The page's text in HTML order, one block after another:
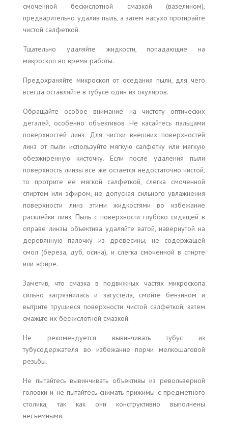
смоченной бескислотной смазкой (вазелином),
предварительно удалив пыль, а затем насухо протирайте
чистой салфеткой.
Тщательно удаляйте жидкости, попадающие на
микроскоп во время работы.
Предохраняйте микроскоп от оседания пыли, для чего
всегда оставляйте в тубусе один из окуляров.
Обращайте особое внимание на чистоту оптических
деталей, особенно объективов Не касайтесь пальцами
поверхностей линз. Для чистки внешних поверхностей
линз от пыли используйте мягкую салфетку или мягкую
обезжиренную кисточку. Если после удаления пыли
поверхность линзы все же остается недостаточно чистой,
то протрите ее мягкой салфеткой, слегка смоченной
спиртом или эфиром, не допуская сильного увлажнения
поверхности линз этими жидкостями во избежание
расклейки линз. Пыль с поверхности глубоко сидящей в
оправе линзы объектива удаляйте ватой, навернутой на
деревянную палочку из древесины, не содержащей
смол (береза, дуб, осина), и слегка смоченной в спирте
или эфире.
Заметив, что смазка в подвижных частях микроскопа
сильно загрязнилась и загустела, смойте бензином и
вытрите трущиеся поверхности чистой салфеткой, затем
смажьте их бескислотной смазкой.
Не рекомендуется вывинчивать тубус из
тубусодержателя во избежание порчи мелкошаговой
резьбы.
Не пытайтесь вывинчивать объективы из револьверной
головки и не пытайтесь снимать прижимы с предметного
столика, так как они конструктивно выполнены
несъемными.